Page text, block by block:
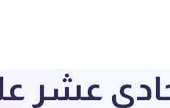
عشر